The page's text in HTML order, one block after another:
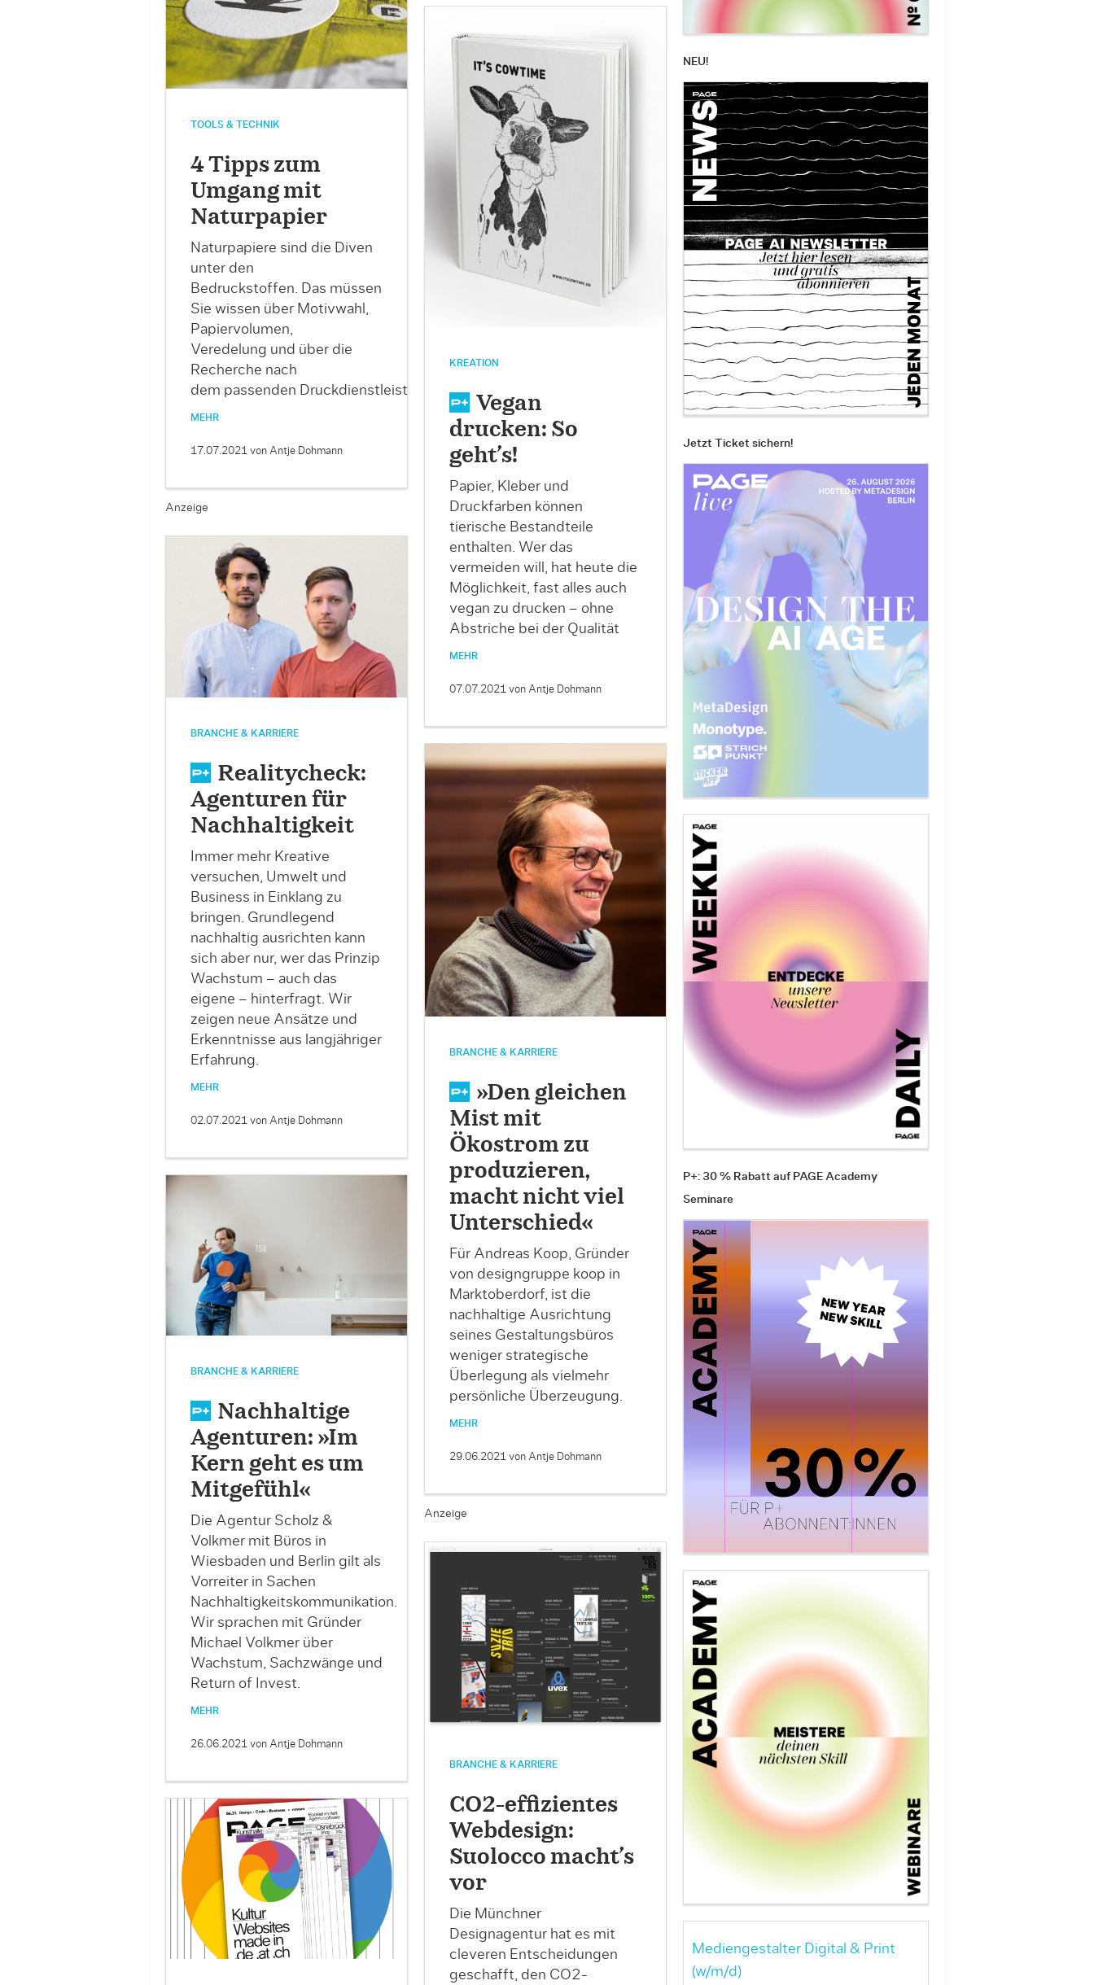
TOOLS & TECHNIK
4 Tipps zum
Umgang mit
Naturpapier
Naturpapiere sind die Diven
unter den
Bedruckstoffen. Das müssen
Sie wissen über Motivwahl,
Papiervolumen,
Veredelung und über die
Recherche nach
dem passenden Druckdienstleister.
MEHR
17.07.2021 von Antje Dohmann
Anzeige
KREATION
Vegan
drucken: So
geht’s!
Papier, Kleber und
Druckfarben können
tierische Bestandteile
enthalten. Wer das
vermeiden will, hat heute die
Möglichkeit, fast alles auch
vegan zu drucken – ohne
Abstriche bei der Qualität
MEHR
07.07.2021 von Antje Dohmann
BRANCHE & KARRIERE
Realitycheck:
Agenturen für
Nachhaltigkeit
Immer mehr Kreative
versuchen, Umwelt und
Business in Einklang zu
bringen. ­Grundlegend
nachhaltig ausrichten kann
sich aber nur, wer das Prinzip
Wachstum – auch das
eigene – hinterfragt. Wir
zeigen neue Ansätze und
Erkenntnisse aus langjähriger
Erfahrung.
MEHR
02.07.2021 von Antje Dohmann
BRANCHE & KARRIERE
»Den gleichen
Mist mit
Ökostrom zu
produzieren,
macht nicht viel
Unterschied«
Für Andreas Koop, Gründer
von designgruppe koop in
Marktoberdorf, ist die
nachhaltige Ausrichtung
seines Gestaltungsbüros
weniger strategische
Überlegung als viel­mehr
persönliche Überzeugung.
MEHR
29.06.2021 von Antje Dohmann
BRANCHE & KARRIERE
Nachhaltige
Agenturen: »Im
Kern geht es um
Mitgefühl«
Die Agentur Scholz &
Volkmer mit Büros in
Wiesbaden und Berlin gilt als
Vorreiter in Sachen
Nachhaltigkeitskommunikation.
Wir sprachen mit Gründer
Michael Volkmer über
Wachstum, Sachzwänge und
Return of Invest.
MEHR
26.06.2021 von Antje Dohmann
Anzeige
BRANCHE & KARRIERE
CO2-effizientes
Webdesign:
Suolocco macht’s
vor
Die Münchner
Designagentur hat es mit
cleveren Entscheidungen
geschafft, den CO2-
NEU!
Jetzt Ticket sichern!
P+: 30 % Rabatt auf PAGE Academy
Seminare
Mediengestalter Digital & Print
(w/m/d)